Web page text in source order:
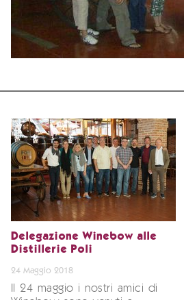
Delegazione Winebow alle
Distillerie Poli
24 Maggio 2018
Il 24 maggio i nostri amici di